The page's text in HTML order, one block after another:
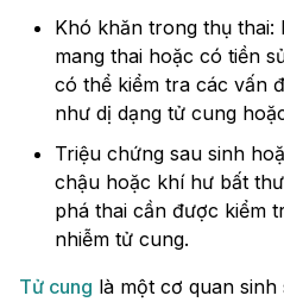
Khó khăn trong thụ
mang thai hoặc có tiền
có thể kiểm tra các vấn
như dị dạng tử cung
Triệu chứng sau sinh
chậu hoặc khí hư bất
phá thai cần được kiểm
nhiễm tử cung.
Tử cung là một cơ quan